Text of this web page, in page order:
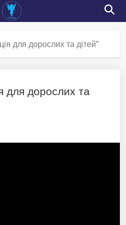
для дорослих та дітей”
для дорослих та